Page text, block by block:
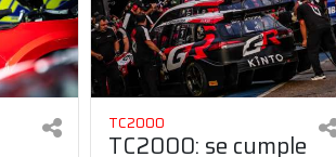
TC2000
TC2000: se cumple